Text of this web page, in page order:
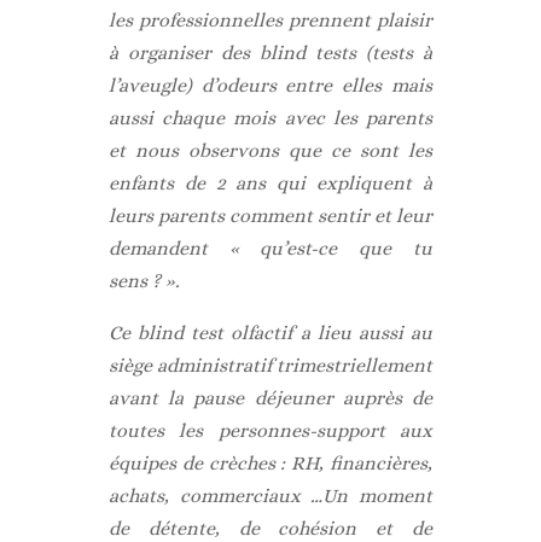
les professionnelles prennent plaisir
à organiser des blind tests (tests à
l’aveugle) d’odeurs entre elles mais
aussi chaque mois avec les parents
et nous observons que ce sont les
enfants de 2 ans qui expliquent à
leurs parents comment sentir et leur
demandent « qu’est-ce que tu
sens ? ».
Ce blind test olfactif a lieu aussi au
siège administratif trimestriellement
avant la pause déjeuner auprès de
toutes les personnes-support aux
équipes de crèches : RH, financières,
achats, commerciaux …Un moment
de détente, de cohésion et de